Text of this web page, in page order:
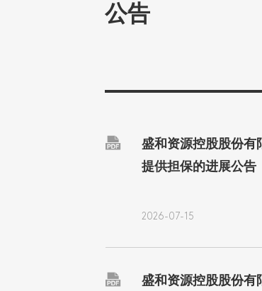
公告

盛和资源控股股份有
提供担保的进展公告
2026-07-15

盛和资源控股股份有